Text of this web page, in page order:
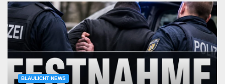
BLAULICHT NEWS